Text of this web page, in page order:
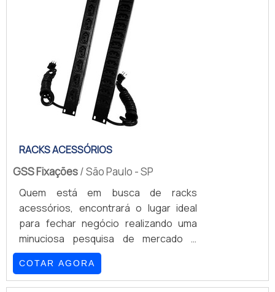
benefício com produtos de alta
qualidade e durabilidade.UM POUCO
MAIS SOBRE CAIXA OUTDOOR PARA
RADARHá muitas man...
RACKS ACESSÓRIOS
GSS Fixações/ São Paulo - SP
Quem está em busca de racks
acessórios, encontrará o lugar ideal
para fechar negócio realizando uma
minuciosa pesquisa de mercado e
achando detalhes sobre a líder da área
de atuação.OUTRAS INFORMAÇÕES
SOBRE RACKS ACESSÓRIOSQuem está
COTAR AGORA